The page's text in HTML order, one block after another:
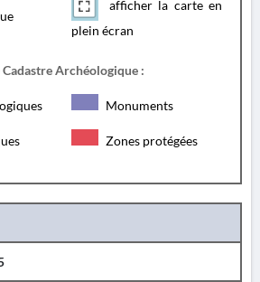
afficher la carte en
plein écran
Archéologique :
Monuments
Zones protégées